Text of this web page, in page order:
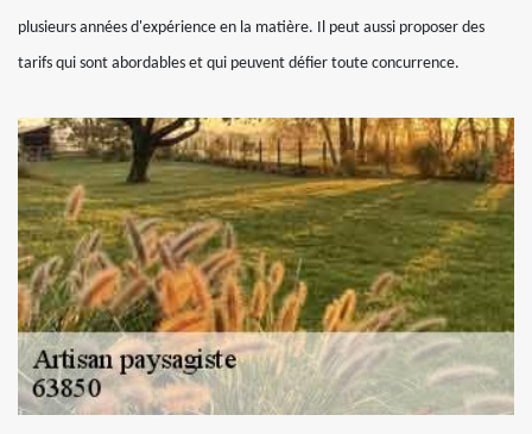
plusieurs années d'expérience en la matière. Il peut aussi proposer des
tarifs qui sont abordables et qui peuvent défier toute concurrence.